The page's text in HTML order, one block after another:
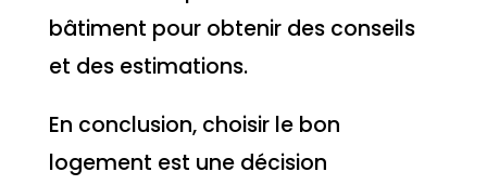
bâtiment pour obtenir des conseils
et des estimations.
En conclusion, choisir le bon
logement est une décision